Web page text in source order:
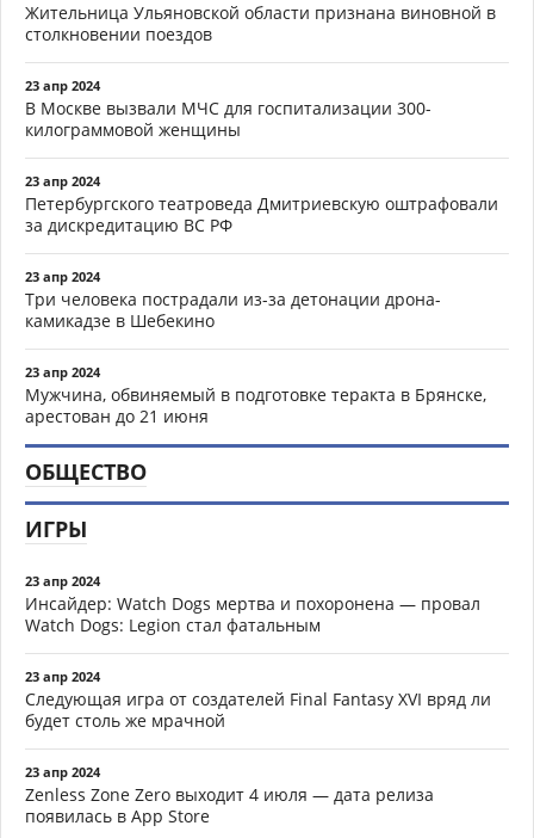
Жительница Ульяновской области признана виновной в
столкновении поездов
23 апр 2024
В Москве вызвали МЧС для госпитализации 300-
килограммовой женщины
23 апр 2024
Петербургского театроведа Дмитриевскую оштрафовали
за дискредитацию ВС РФ
23 апр 2024
Три человека пострадали из-за детонации дрона-
камикадзе в Шебекино
23 апр 2024
Мужчина, обвиняемый в подготовке теракта в Брянске,
арестован до 21 июня
ОБЩЕСТВО
ИГРЫ
23 апр 2024
Инсайдер: Watch Dogs мертва и похоронена — провал
Watch Dogs: Legion стал фатальным
23 апр 2024
Следующая игра от создателей Final Fantasy XVI вряд ли
будет столь же мрачной
23 апр 2024
Zenless Zone Zero выходит 4 июля — дата релиза
появилась в App Store